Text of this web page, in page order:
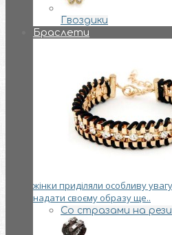
Гвоздики
Браслети
жінки приділяли особливу
надати своєму образу ще..
Со стразами на